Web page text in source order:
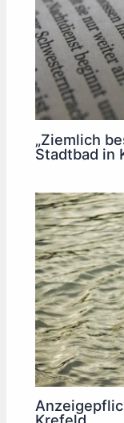
„Ziemlich
Stadtbad in